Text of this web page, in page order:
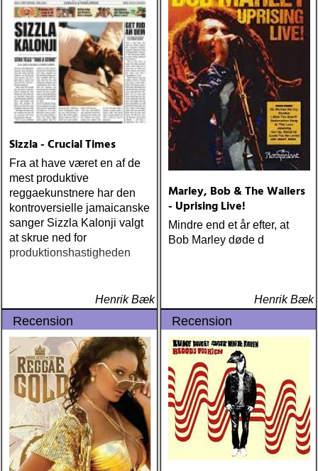
Sizzla - Crucial Times
Fra at have været en af de
mest produktive
reggaekunstnere har den
kontroversielle jamaicanske
sanger Sizzla Kalonji valgt
at skrue ned for
produktionshastigheden
Henrik Bæk
Marley, Bob & The Wailers
- Uprising Live!
Mindre end et år efter, at
Bob Marley døde d
Henrik Bæk
Recension Recension